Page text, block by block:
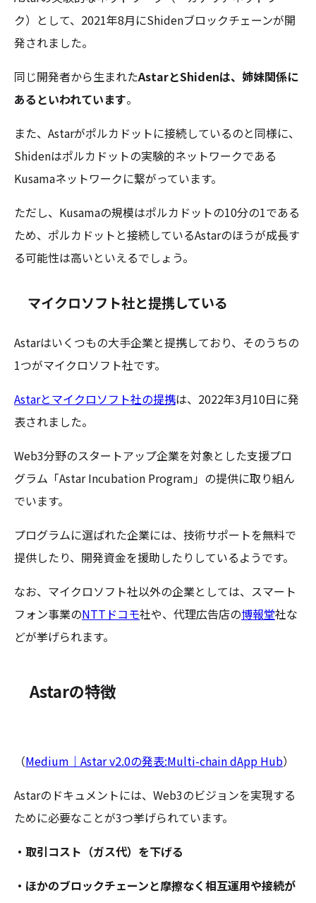
ク）として、2021年8月にShidenブロックチェーンが開
発されました。
同じ開発者から生まれたAstarとShidenは、姉妹関係に
あるといわれています。
また、Astarがポルカドットに接続しているのと同様に、
Shidenはポルカドットの実験的ネットワークである
Kusamaネットワークに繋がっています。
ただし、Kusamaの規模はポルカドットの10分の1である
ため、ポルカドットと接続しているAstarのほうが成長す
る可能性は高いといえるでしょう。
マイクロソフト社と提携している
Astarはいくつもの大手企業と提携しており、そのうちの
1つがマイクロソフト社です。
Astarとマイクロソフト社の提携は、2022年3月10日に発
表されました。
Web3分野のスタートアップ企業を対象とした支援プロ
グラム「Astar Incubation Program」の提供に取り組ん
でいます。
プログラムに選ばれた企業には、技術サポートを無料で
提供したり、開発資金を援助したりしているようです。
なお、マイクロソフト社以外の企業としては、スマート
フォン事業のNTTドコモ社や、代理広告店の博報堂社な
どが挙げられます。
Astarの特徴
（Medium｜Astar v2.0の発表:Multi-chain dApp Hub）
Astarのドキュメントには、Web3のビジョンを実現する
ために必要なことが3つ挙げられています。
・取引コスト（ガス代）を下げる
・ほかのブロックチェーンと摩擦なく相互運用や接続が